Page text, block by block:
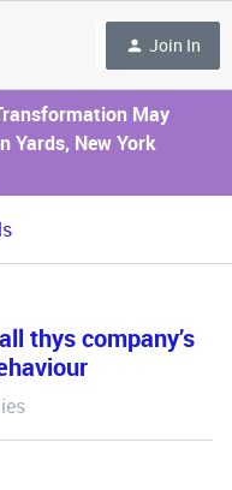
Join In
May
Yards, New York
thys company’s